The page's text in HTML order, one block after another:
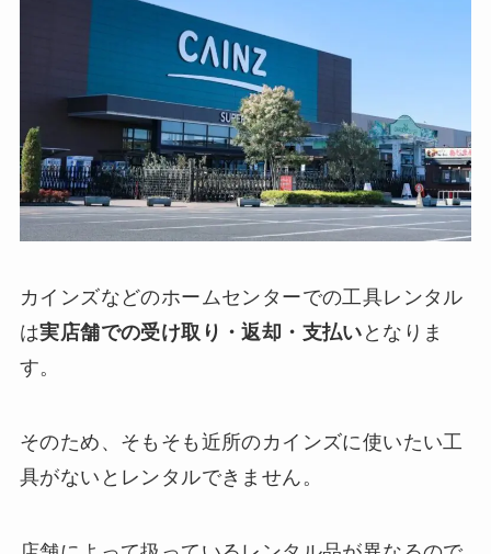
カインズなどのホームセンターでの工具レンタル
は実店舗での受け取り・返却・支払い となりま
す。
そのため、そもそも近所のカインズに使いたい工
具がないとレンタルできません。